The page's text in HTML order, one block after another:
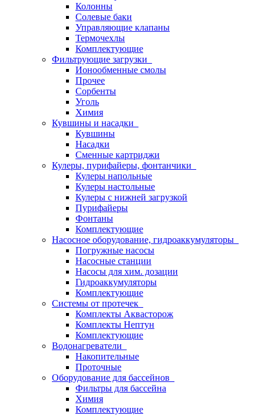
Колонны
Солевые баки
Управляющие клапаны
Термочехлы
Комплектующие
Фильтрующие загрузки
Ионообменные смолы
Прочее
Сорбенты
Уголь
Химия
Кувшины и насадки
Кувшины
Насадки
Сменные картриджи
Кулеры, пурифайеры, фонтанчики
Кулеры напольные
Кулеры настольные
Кулеры с нижней загрузкой
Пурифайеры
Фонтаны
Комплектующие
Насосное оборудование, гидроаккумуляторы
Погружные насосы
Насосные станции
Насосы для хим. дозации
Гидроаккумуляторы
Комплектующие
Системы от протечек
Комплекты Аквасторож
Комплекты Нептун
Комплектующие
Водонагреватели
Накопительные
Проточные
Оборудование для бассейнов
Фильтры для бассейна
Химия
Комплектующие